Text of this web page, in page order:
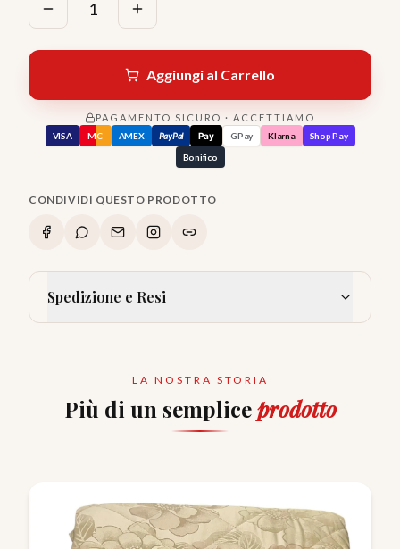
1
Aggiungi al Carrello
PAGAMENTO SICURO · ACCETTIAMO
VISA MC AMEX PayPal Pay GPay Klarna
Shop Pay
Bonifico
CONDIVIDI QUESTO PRODOTTO
Spedizione e Resi
LA NOSTRA STORIA
Più di un sempliceprodotto